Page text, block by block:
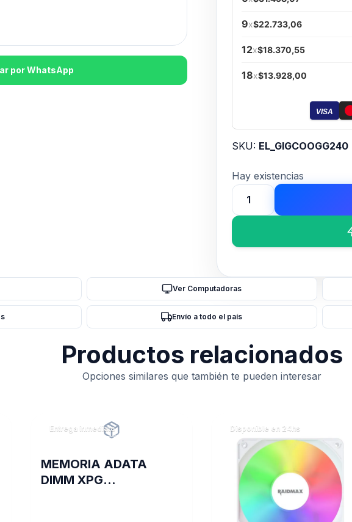
por WhatsApp
9x$22.733,06
12x$18.370,55
18x$13.928,00
VISA
SKU: EL_GIGCOOGG240
Hay existencias
COOLER
WATER
Ver Computadoras
Envío a todo el país
Productos relacionados
Opciones similares que también te pueden interesar
Entrega inmediata
MEMORIA ADATA
DIMM XPG
Disponible en 24hs